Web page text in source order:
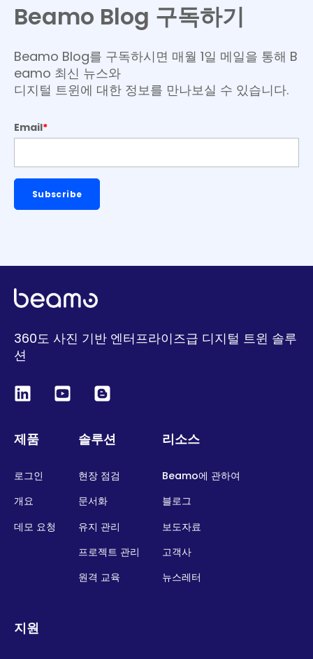
Beamo Blog 구독하기
Beamo Blog를 구독하시면 매월 1일 메일을 통해 B
eamo 최신 뉴스와
디지털 트윈에 대한 정보를 만나보실 수 있습니다.
Email*
360도 사진 기반 엔터프라이즈급 디지털 트윈 솔루
션
제품
로그인
개요
데모 요청
솔루션
현장 점검
문서화
유지 관리
프로젝트 관리
원격 교육
리소스
Beamo에 관하여
블로그
보도자료
고객사
뉴스레터
지원